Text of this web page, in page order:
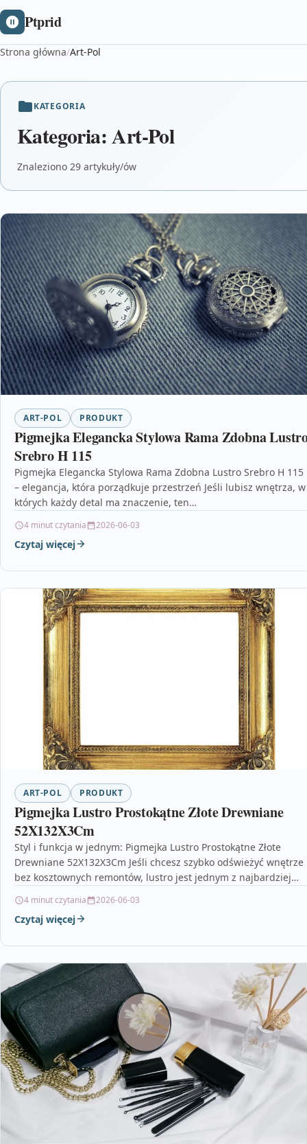
Ptprid
Strona główna/Art-Pol
KATEGORIA
Kategoria:Art-Pol
Znaleziono 29 artykuły/ów
ART-POL PRODUKT
Pigmejka Elegancka Stylowa Rama Zdobna
Srebro H 115
Pigmejka Elegancka Stylowa Rama Zdobna Lustro Srebro H 115
– elegancja, która porządkuje przestrzeń Jeśli lubisz wnętrza, w
których każdy detal ma znaczenie, ten…
4 minut czytania 2026-06-03
Czytaj więcej
ART-POL PRODUKT
Pigmejka Lustro Prostokątne Złote Drewniane
52X132X3Cm
Styl i funkcja w jednym: Pigmejka Lustro Prostokątne Złote
Drewniane 52X132X3Cm Jeśli chcesz szybko odświeżyć wnętrze
bez kosztownych remontów, lustro jest jednym z najbardziej…
4 minut czytania 2026-06-03
Czytaj więcej